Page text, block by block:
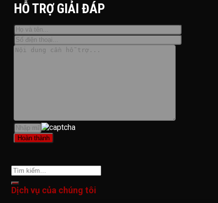
HỖ TRỢ GIẢI ĐÁP
Dịch vụ của chúng tôi